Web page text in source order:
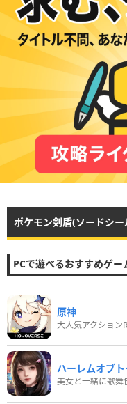
ポケモン剣盾(ソードシー
PCで遊べるおすすめゲー
原神
大人気アクション
ハーレムオブ
美女と一緒に歌舞